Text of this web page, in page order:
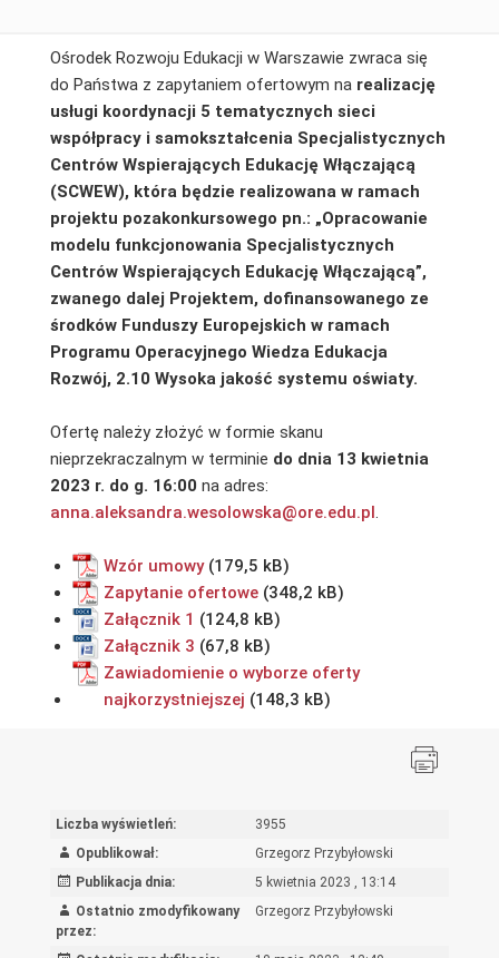
Ośrodek Rozwoju Edukacji w Warszawie zwraca się
do Państwa z zapytaniem ofertowym na realizację
usługi koordynacji 5 tematycznych sieci
współpracy i samokształcenia Specjalistycznych
Centrów Wspierających Edukację Włączającą
(SCWEW), która będzie realizowana w ramach
projektu pozakonkursowego pn.: „Opracowanie
modelu funkcjonowania Specjalistycznych
Centrów Wspierających Edukację Włączającą”,
zwanego dalej Projektem, dofinansowanego ze
środków Funduszy Europejskich w ramach
Programu Operacyjnego Wiedza Edukacja
Rozwój, 2.10 Wysoka jakość systemu oświaty.
Ofertę należy złożyć w formie skanu
nieprzekraczalnym w terminie do dnia 13 kwietnia
2023 r. do g. 16:00 na adres:
anna.aleksandra.wesolowska@ore.edu.pl.
Wzór umowy
Zapytanie ofertowe
Załącznik 1
Załącznik 3
Zawiadomienie o wyborze oferty
najkorzystniejszej
Liczba wyświetleń:
3955
Opublikował:
Grzegorz Przybyłowski
Publikacja dnia:
5 kwietnia 2023 , 13:14
Ostatnio zmodyfikowany
przez:
Grzegorz Przybyłowski